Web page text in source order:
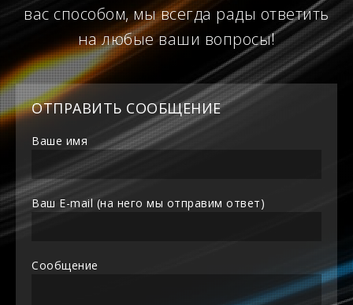
вас способом, мы всегда рады ответить
на любые ваши вопросы!
ОТПРАВИТЬ СООБЩЕНИЕ
Ваше имя
Ваш E-mail (на него мы отправим ответ)
Сообщение